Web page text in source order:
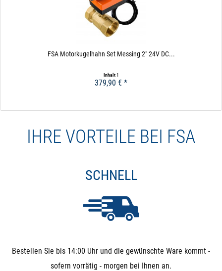
FSA Motorkugelhahn Set Messing 2" 24V DC...
Inhalt1
379,90 € *
IHRE VORTEILE BEI FSA
SCHNELL
Bestellen Sie bis 14:00 Uhr und die gewünschte Ware kommt -
sofern vorrätig - morgen bei Ihnen an.